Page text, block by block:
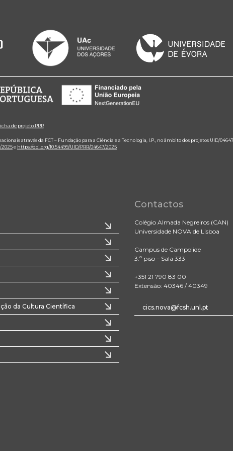
de projeto PRR
através da FCT – Fundação para a Ciência e a Tecnologia, I.P., no âmbito dos projetos UID/
2025e https://doi.org/10.54499/UID/PRR/04647/2025
da Cultura Científica
Contactos
Colégio Almada Negreiros (CAN)
Universidade NOVA de Lisboa
Campus de Campolide
3.º piso – Sala 333
+351 21 790 83 00
Extensão: 40346 / 40349
cics.nova@fcsh.unl.pt